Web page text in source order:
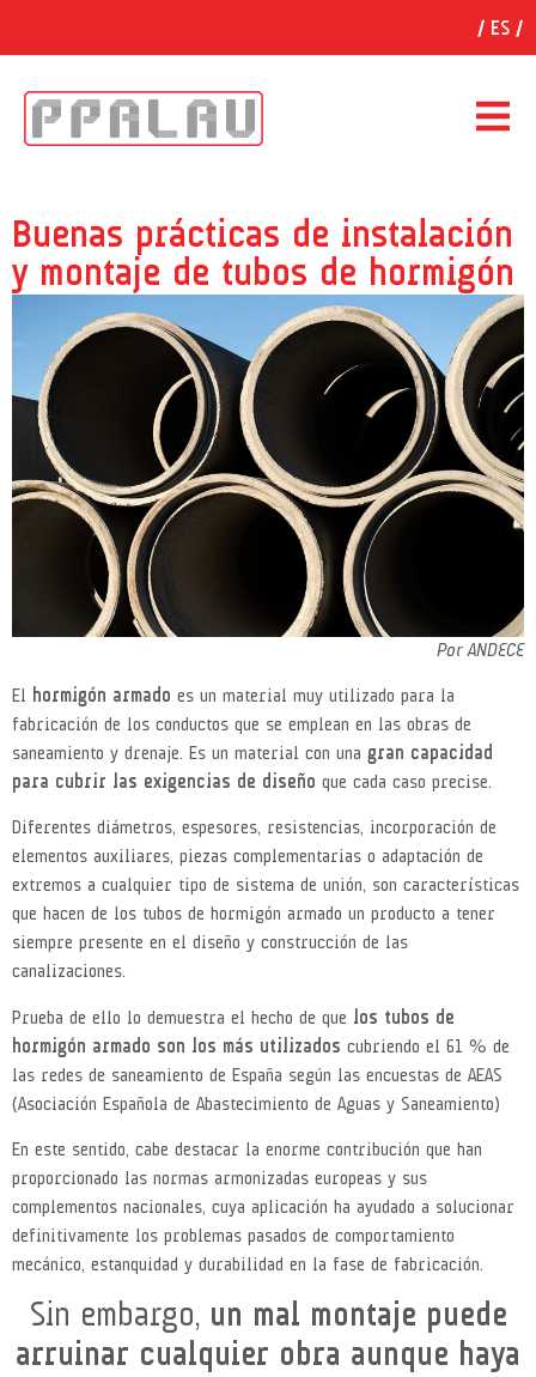
ES
Buenas prácticas de instalación
y montaje de tubos de hormigón
Por ANDECE
El hormigón armado es un material muy utilizado para la
fabricación de los conductos que se emplean en las obras de
saneamiento y drenaje. Es un material con una gran capacidad
para cubrir las exigencias de diseño que cada caso precise.
Diferentes diámetros, espesores, resistencias, incorporación de
elementos auxiliares, piezas complementarias o adaptación de
extremos a cualquier tipo de sistema de unión, son características
que hacen de los tubos de hormigón armado un producto a tener
siempre presente en el diseño y construcción de las
canalizaciones.
Prueba de ello lo demuestra el hecho de que los tubos de
hormigón armado son los más utilizados cubriendo el 61 % de
las redes de saneamiento de España según las encuestas de AEAS
(Asociación Española de Abastecimiento de Aguas y Saneamiento)
En este sentido, cabe destacar la enorme contribución que han
proporcionado las normas armonizadas europeas y sus
complementos nacionales, cuya aplicación ha ayudado a solucionar
definitivamente los problemas pasados de comportamiento
mecánico, estanquidad y durabilidad en la fase de fabricación.
Sin embargo, un mal montaje puede
arruinar cualquier obra aunque haya